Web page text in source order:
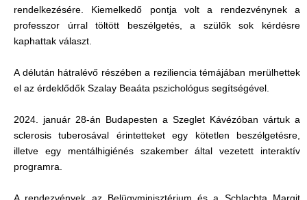
rendelkezésére. Kiemelkedő pontja volt a rendezvénynek a
professzor úrral töltött beszélgetés, a szülők sok kérdésre
kaphattak választ.
A délután hátralévő részében a reziliencia témájában merülhettek
el az érdeklődők Szalay Beaáta pszichológus segítségével.
2024. január 28-án Budapesten a Szeglet Kávézóban vártuk a
sclerosis tuberosával érintetteket egy kötetlen beszélgetésre,
illetve egy mentálhigiénés szakember által vezetett interaktív
programra.